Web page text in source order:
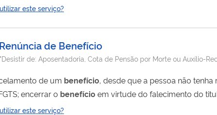
este serviço?
de Benefício
"Desistir de: Aposentadoria, Cota de Pensão por Morte ou Auxílio-
de um benefício, desde que a pessoa não
pagamento, nem feito o saque do PIS/PASEP/FGTS; encerrar o benefícioem virtude do falecimento do
pela internet, você não
este serviço?